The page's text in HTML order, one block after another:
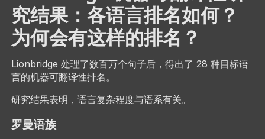
究结果：各语言排名如何？
为何会有这样的排名？
Lionbridge 处理了数百万个句子后，得出了 28 种目标语
言的机器可翻译性排名。
研究结果表明，语言复杂程度与语系有关。
罗曼语族